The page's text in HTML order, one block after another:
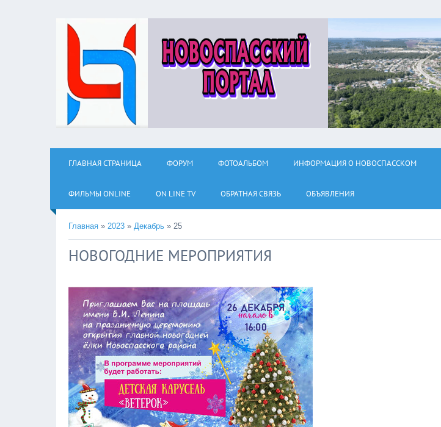
ГЛАВНАЯ СТРАНИЦА ФОРУМ ФОТОАЛЬБОМ ИНФОРМАЦИЯ О НОВОСПАССКОМ
ФИЛЬМЫ ОNLINE ON LINE TV ОБРАТНАЯ СВЯЗЬ ОБЪЯВЛЕНИЯ
Главная » 2023 » Декабрь » 25
НОВОГОДНИЕ МЕРОПРИЯТИЯ